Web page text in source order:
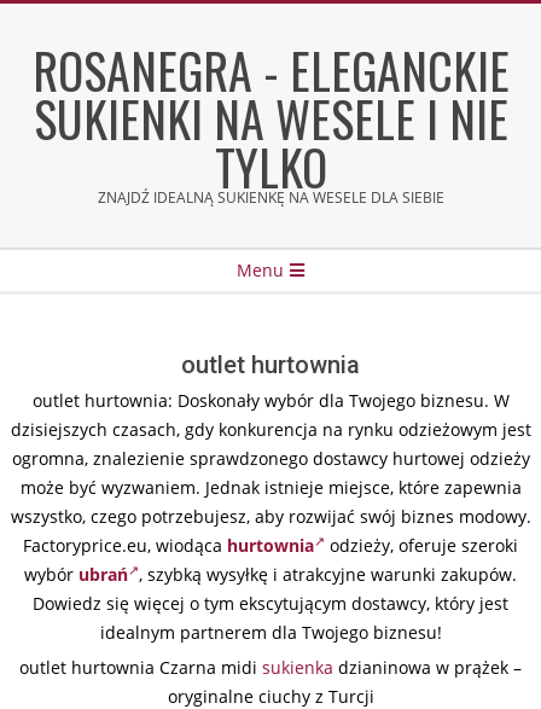
contentROSANEGRA - ELEGANCKIE
SUKIENKI NA WESELE I NIE
TYLKO
ZNAJDŹ IDEALNĄ SUKIENKĘ NA WESELE DLA SIEBIE
Menu
outlet hurtownia
outlet hurtownia: Doskonały wybór dla Twojego biznesu. W
dzisiejszych czasach, gdy konkurencja na rynku odzieżowym jest
ogromna, znalezienie sprawdzonego dostawcy hurtowej odzieży
może być wyzwaniem. Jednak istnieje miejsce, które zapewnia
wszystko, czego potrzebujesz, aby rozwijać swój biznes modowy.
Factoryprice.eu, wiodąca hurtownia
odzieży, oferuje szeroki
wybór ubrań , szybką wysyłkę i atrakcyjne warunki zakupów.
Dowiedz się więcej o tym ekscytującym dostawcy, który jest
idealnym partnerem dla Twojego biznesu!
outlet hurtownia Czarna midi sukienka dzianinowa w prążek –
oryginalne ciuchy z Turcji